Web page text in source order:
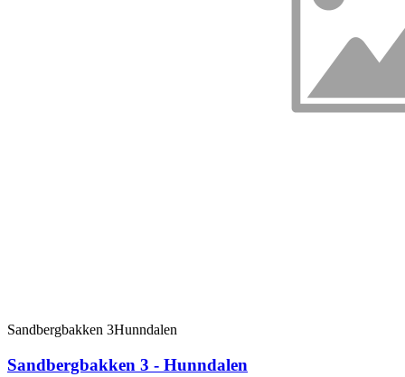
Sandbergbakken 3Hunndalen
Sandbergbakken 3 - Hunndalen